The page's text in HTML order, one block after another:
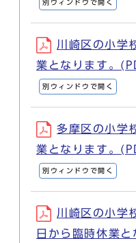
別ウィンドウで開く
川崎区の小学
業となります。
別ウィンドウで開く
多摩区の小学
業となります。
別ウィンドウで開く
川崎区の小学
日から臨時休業